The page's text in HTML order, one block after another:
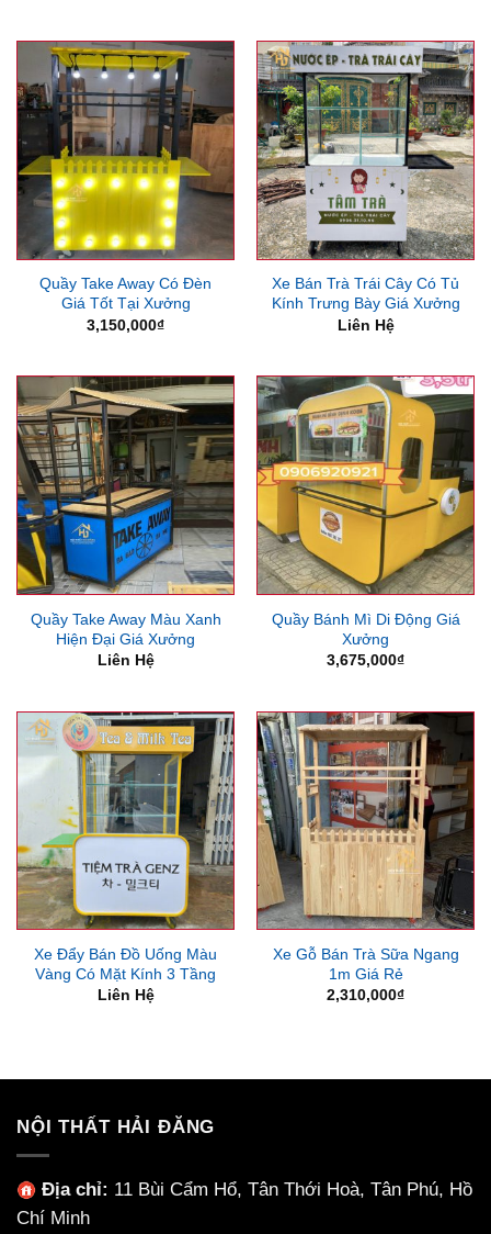
Quầy Take Away Có Đèn
Giá Tốt Tại Xưởng
3,150,000₫
Xe Bán Trà Trái Cây Có Tủ
Kính Trưng Bày Giá Xưởng
Liên Hệ
Quầy Take Away Màu Xanh
Hiện Đại Giá Xưởng
Liên Hệ
Quầy Bánh Mì Di Động Giá
Xưởng
3,675,000₫
Xe Đẩy Bán Đồ Uống Màu
Vàng Có Mặt Kính 3 Tầng
Liên Hệ
Xe Gỗ Bán Trà Sữa Ngang
1m Giá Rẻ
2,310,000₫
NỘI THẤT HẢI ĐĂNG
Địa chỉ: 11 Bùi Cẩm Hổ, Tân Thới Hoà, Tân Phú, Hồ
Chí Minh